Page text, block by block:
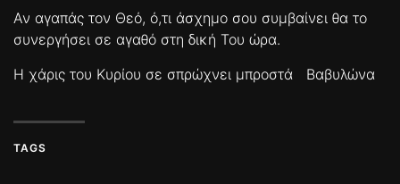
Αν αγαπάς τον Θεό, ό,τι άσχημο σου συμβαίνει θα το
συνεργήσει σε αγαθό στη δική Του ώρα.
Η χάρις του Κυρίου σε σπρώχνει μπροστά
Βαβυλώνα
TAGS